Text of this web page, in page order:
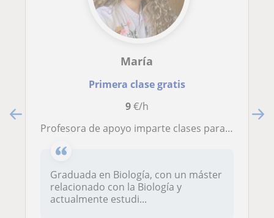
María
Primera clase gratis
9€/h
Profesora de apoyo imparte clases para alumnos de primaria, secundaria, bachillerato y FP, y grado de Biología
Graduada en Biología, con un máster
relacionado con la Biología y
actualmente estudi...